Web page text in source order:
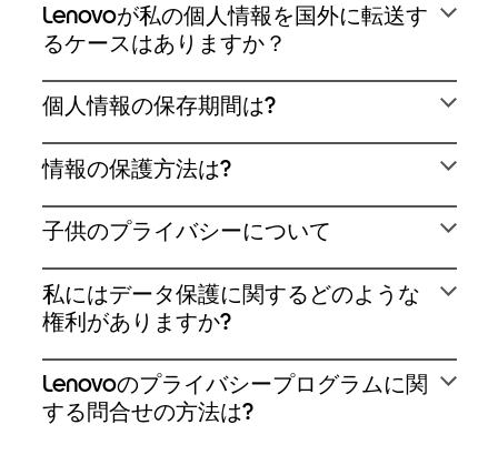
Lenovoが私の個⼈情報を国外に転送す
るケースはありますか？
個⼈情報の保存期間は?
情報の保護⽅法は?
⼦供のプライバシーについて
私にはデータ保護に関するどのような
権利がありますか?
Lenovoのプライバシープログラムに関
する問合せの⽅法は?